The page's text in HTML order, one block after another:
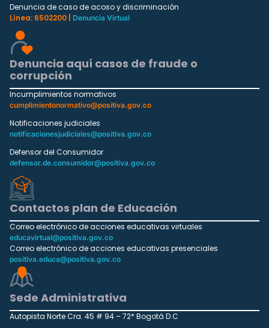
Denuncia de caso de acoso y discriminación
Línea: 6502200 |
Denuncia Virtual
Denuncia aquí casos de fraude o
corrupción
Incumplimientos normativos
cumplimientonormativo@positiva.gov.co
Notificaciones judiciales
notificacionesjudiciales@positiva.gov.co
Defensor del Consumidor
defensor.de.consumidor@positiva.gov.co
Contactos plan de Educación
Correo electrónico de acciones educativas virtuales
educavirtual@positiva.gov.co
Correo electrónico de acciones educativas presenciales
positiva.educa@positiva.gov.co
Sede Administrativa
Autopista Norte Cra. 45 # 94 – 72* Bogotá D.C